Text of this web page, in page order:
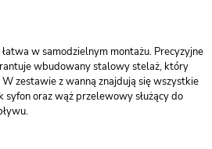
w samodzielnym montażu. Precyzyjne
wbudowany stalowy stelaż, który
zestawie z wanną znajdują się wszystkie
syfon oraz wąż przelewowy służący do